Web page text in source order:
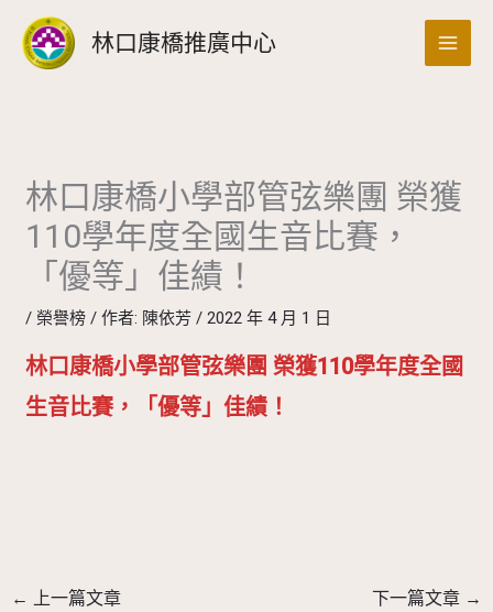
林口康橋推廣中心
林口康橋小學部管弦樂團 榮獲
110學年度全國生音比賽，
「優等」佳績！
/ 榮譽榜 / 作者: 陳依芳 /2022 年 4 月 1 日
林口康橋小學部管弦樂團 榮獲110學年度全國
生音比賽，「優等」佳績！
← 上一篇文章 下一篇文章 →
尋